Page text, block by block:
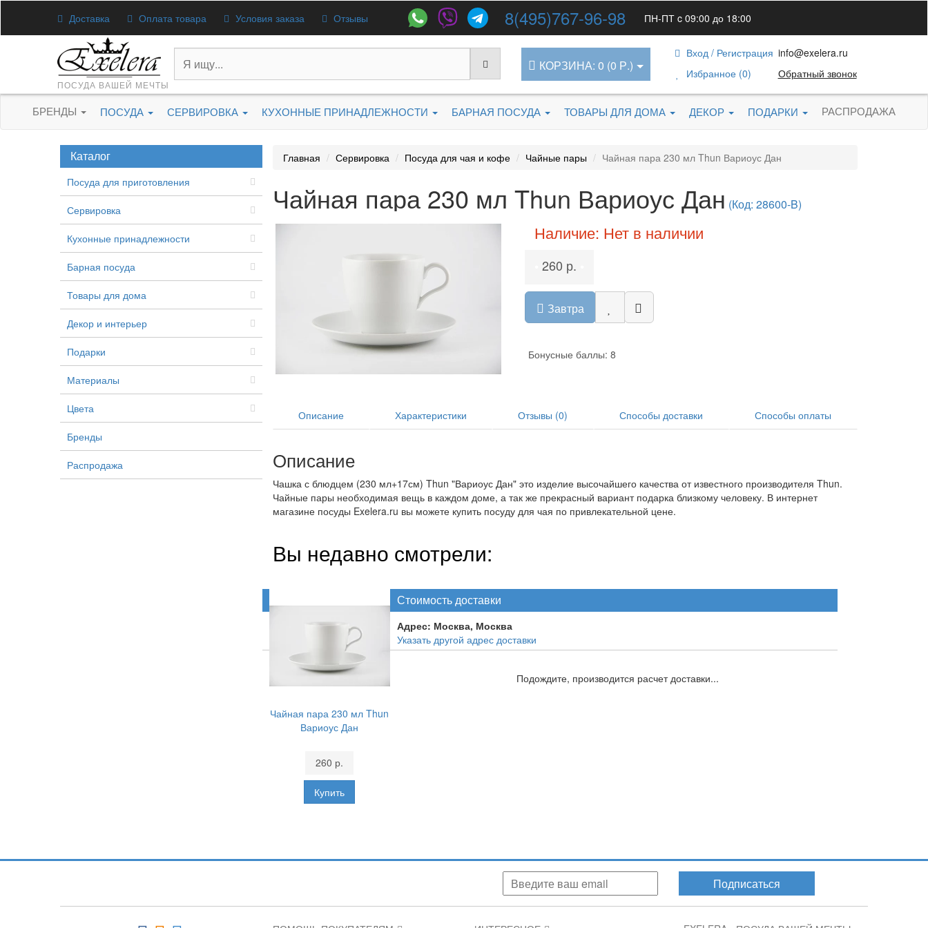
Доставка Оплата товара Условия заказа Отзывы 8(495)767-96-98 ПН-ПТ c 09:00 до 18:00
ПОСУДА ВАШЕЙ МЕЧТЫ
КОРЗИНА: 0 (0 Р.)
Вход / Регистрация
Избранное (0)
info@exelera.ru
Обратный звонок
БРЕНДЫ ПОСУДА СЕРВИРОВКА КУХОННЫЕ ПРИНАДЛЕЖНОСТИ БАРНАЯ ПОСУДА ТОВАРЫ ДЛЯ ДОМА ДЕКОР ПОДАРКИ РАСПРОДАЖА
Каталог
Посуда для приготовления
Сервировка
Кухонные принадлежности
Барная посуда
Товары для дома
Декор и интерьер
Подарки
Материалы
Цвета
Бренды
Распродажа
Главная Сервировка Посуда для чая и кофе Чайные пары Чайная пара 230 мл Thun Вариоус Дан
Чайная пара 230 мл Thun Вариоус Дан (Код: 28600-B)
Наличие: Нет в наличии
260 р.
Завтра
Бонусные баллы: 8
Описание Характеристики Отзывы (0) Способы доставки Способы оплаты
Описание
Чашка с блюдцем (230 мл+17см) Thun "Вариоус Дан" это изделие высочайшего качества от известного производителя Thun.
Чайные пары необходимая вещь в каждом доме, а так же прекрасный вариант подарка близкому человеку. В интернет
магазине посуды Exelera.ru вы можете купить посуду для чая по привлекательной цене.
Вы недавно смотрели:
Чайная пара 230 мл Thun
Вариоус Дан
260 р.
Стоимость доставки
Адрес: Москва, Москва
Указать другой адрес доставки
Подождите, производится расчет доставки...
Подписаться